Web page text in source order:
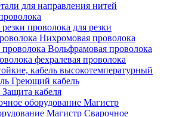
для направления нитей
проволока для резки
Нихромовая проволока
Вольфрамовая проволока
фехралевая проволока
кабель высокотемпературный
Греющий кабель
Защита кабеля
оборудование Магистр
Сварочное